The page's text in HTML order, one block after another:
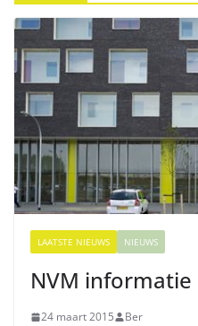
LAATSTE NIEUWS NIEUWS
NVM informatie
24 maart 2015 Ber